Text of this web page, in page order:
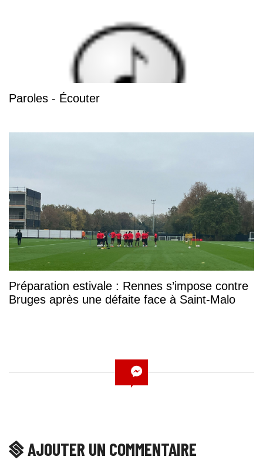
Paroles - Écouter
Préparation estivale : Rennes s’impose contre
Bruges après une défaite face à Saint-Malo
AJOUTER UN COMMENTAIRE